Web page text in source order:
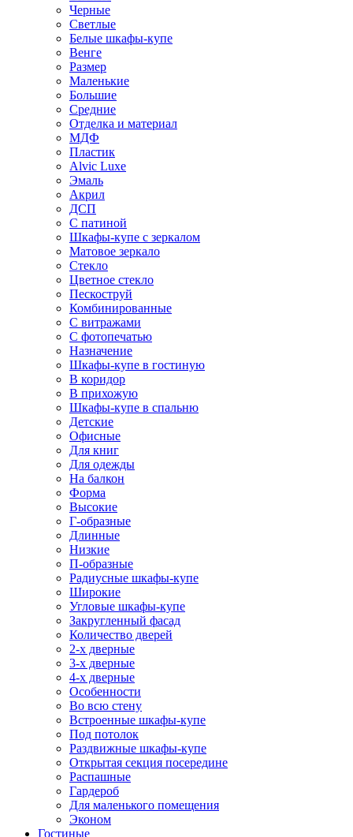
Черные
Светлые
Белые шкафы-купе
Венге
Размер
Маленькие
Большие
Средние
Отделка и материал
МДФ
Пластик
Alvic Luxe
Эмаль
Акрил
ДСП
С патиной
Шкафы-купе с зеркалом
Матовое зеркало
Стекло
Цветное стекло
Пескоструй
Комбинированные
С витражами
С фотопечатью
Назначение
Шкафы-купе в гостиную
В коридор
В прихожую
Шкафы-купе в спальню
Детские
Офисные
Для книг
Для одежды
На балкон
Форма
Высокие
Г-образные
Длинные
Низкие
П-образные
Радиусные шкафы-купе
Широкие
Угловые шкафы-купе
Закругленный фасад
Количество дверей
2-х дверные
3-х дверные
4-х дверные
Особенности
Во всю стену
Встроенные шкафы-купе
Под потолок
Раздвижные шкафы-купе
Открытая секция посередине
Распашные
Гардероб
Для маленького помещения
Эконом
Гостиные